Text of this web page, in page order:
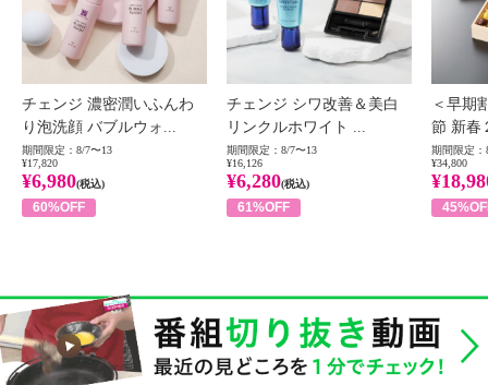
チェンジ 濃密潤いふんわ
り泡洗顔 バブルウォ...
期間限定：8/7〜13
¥17,820
¥6,980(税込)
60%OFF
チェンジ シワ改善＆美白
リンクルホワイト ...
期間限定：8/7〜13
¥16,126
¥6,280(税込)
61%OFF
＜早期
節 新春
期間限定：
¥34,800